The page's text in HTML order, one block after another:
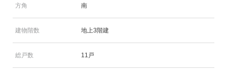
方角 南
建物階数 地上3階建
総戸数 11戸